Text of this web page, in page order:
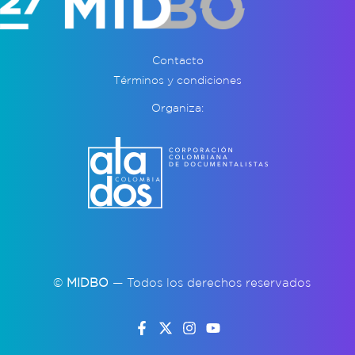
Contacto
Términos y condiciones
Organiza:
© MIDBO — Todos los derechos reservados